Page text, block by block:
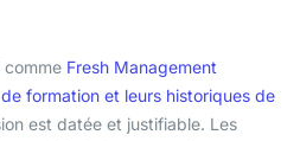
comme Fresh Management
formation et leurs historiques de
est datée et justifiable. Les